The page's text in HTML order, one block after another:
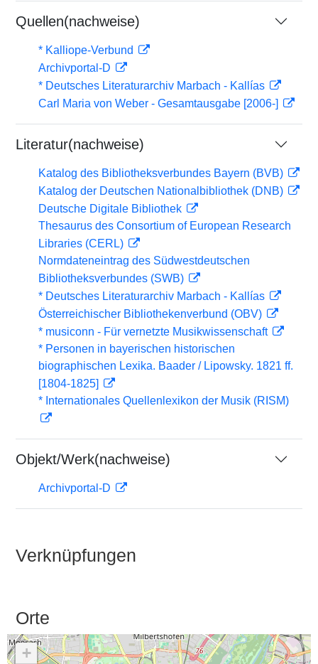
Quellen(nachweise)
* Kalliope-Verbund
Archivportal-D
* Deutsches Literaturarchiv Marbach - Kallías
Carl Maria von Weber - Gesamtausgabe [2006-]
Literatur(nachweise)
Katalog des Bibliotheksverbundes Bayern (BVB)
Katalog der Deutschen Nationalbibliothek (DNB)
Deutsche Digitale Bibliothek
Thesaurus des Consortium of European Research
Libraries (CERL)
Normdateneintrag des Südwestdeutschen
Bibliotheksverbundes (SWB)
* Deutsches Literaturarchiv Marbach - Kallías
Österreichischer Bibliothekenverbund (OBV)
* musiconn - Für vernetzte Musikwissenschaft
* Personen in bayerischen historischen
biographischen Lexika. Baader / Lipowsky. 1821 ff.
[1804-1825]
* Internationales Quellenlexikon der Musik (RISM)
Objekt/Werk(nachweise)
Archivportal-D
Verknüpfungen
Orte
+